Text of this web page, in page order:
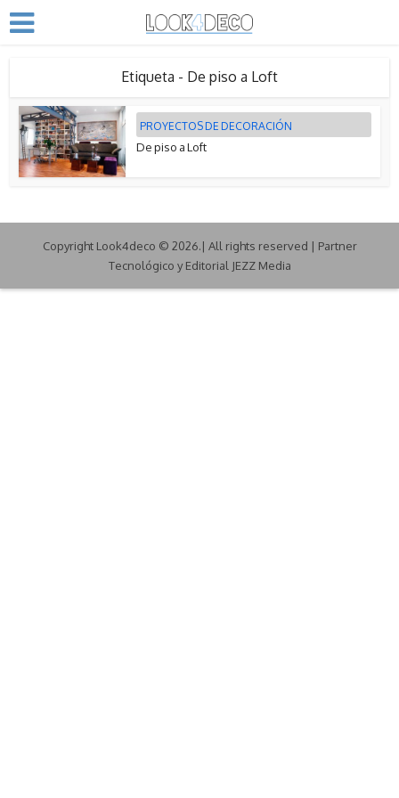
Etiqueta - De piso a Loft
PROYECTOS DE DECORACIÓN
De piso a Loft
Copyright Look4deco © 2026.| All rights reserved | Partner
Tecnológico y Editorial JEZZ Media